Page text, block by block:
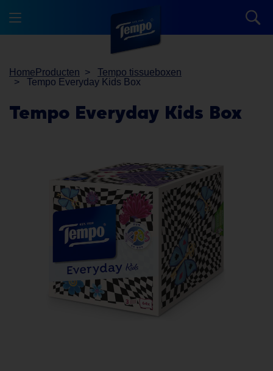
Home Producten
Tempo tissueboxen
Tempo Everyday Kids Box
Tempo Everyday Kids Box